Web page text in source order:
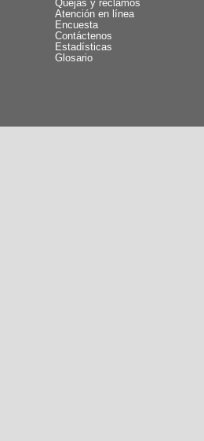
Quejas y reclamos
Atención en línea
Encuesta
Contáctenos
Estadísticas
Glosario